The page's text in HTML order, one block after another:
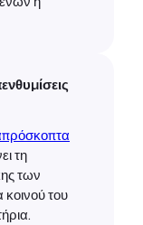
τη
των
του